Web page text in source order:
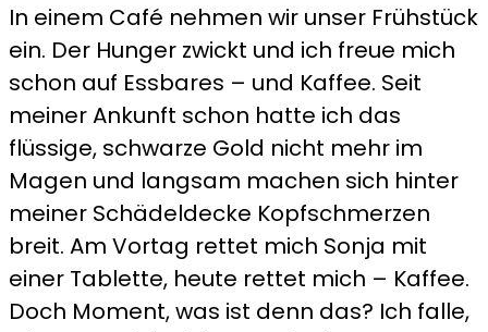
In einem Café nehmen wir unser Frühstück
ein. Der Hunger zwickt und ich freue mich
schon auf Essbares – und Kaffee. Seit
meiner Ankunft schon hatte ich das
flüssige, schwarze Gold nicht mehr im
Magen und langsam machen sich hinter
meiner Schädeldecke Kopfschmerzen
breit. Am Vortag rettet mich Sonja mit
einer Tablette, heute rettet mich – Kaffee.
Doch Moment, was ist denn das? Ich falle,